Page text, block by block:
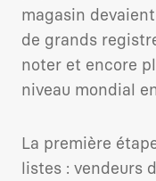
magasin
de grands
noter et encore
niveau mondial
La première
listes : vendeurs